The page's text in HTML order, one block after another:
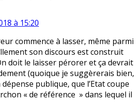
à 15:20
commence à lasser, même parmi
son discours est construit
doit le laisser pérorer et ça devrait
(quoique je suggèrerais bien,
publique, que l’Etat coupe
« de référence » dans lequel il